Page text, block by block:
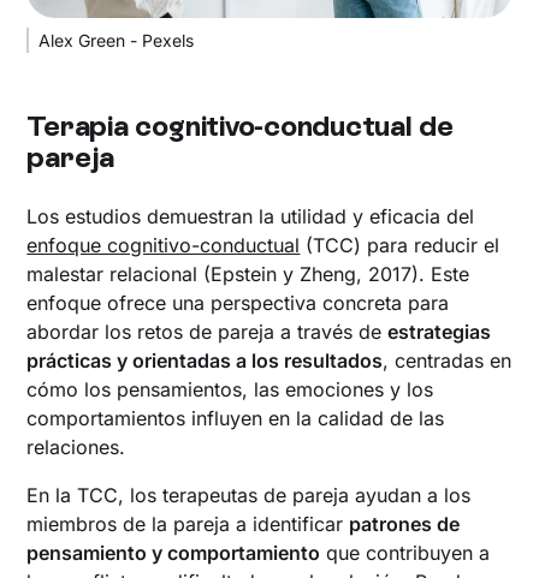
Alex Green - Pexels
Terapia cognitivo-conductual de
pareja
Los estudios demuestran la utilidad y eficacia del
enfoque cognitivo-conductual (TCC) para reducir el
malestar relacional (Epstein y Zheng, 2017). Este
enfoque ofrece una perspectiva concreta para
abordar los retos de pareja a través deestrategias
prácticas y orientadas a los resultados, centradas en
cómo los pensamientos, las emociones y los
comportamientos influyen en la calidad de las
relaciones.
En la TCC, los terapeutas de pareja ayudan a los
miembros de la pareja a identificar patrones de
pensamiento y comportamiento que contribuyen a